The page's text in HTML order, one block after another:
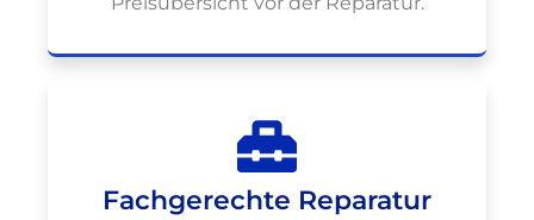
Fachgerechte Reparatur